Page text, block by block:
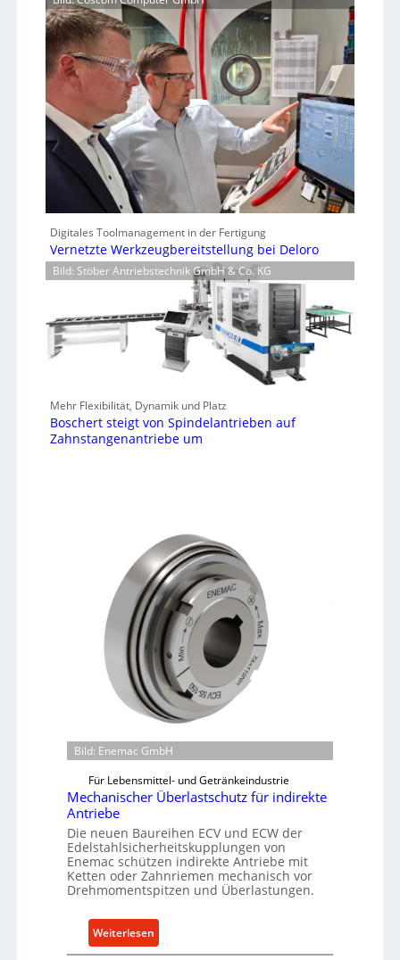
Digitales Toolmanagement in der Fertigung
Vernetzte Werkzeugbereitstellung bei Deloro
Bild: Stöber Antriebstechnik GmbH & Co. KG
Mehr Flexibilität, Dynamik und Platz
Boschert steigt von Spindelantrieben auf
Zahnstangenantriebe um
Bild: Enemac GmbH
Für Lebensmittel- und Getränkeindustrie
Mechanischer Überlastschutz für indirekte
Antriebe
Die neuen Baureihen ECV und ECW der
Edelstahlsicherheitskupplungen von
Enemac schützen indirekte Antriebe mit
Ketten oder Zahnriemen mechanisch vor
Drehmomentspitzen und Überlastungen.
Weiterlesen:
M